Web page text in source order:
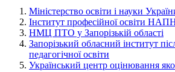
Міністерство освіти і науки
Інститут професійної освіти
НМЦ ПТО у Запорізькій області
Запорізький обласний інститут
педагогічної освіти
Український центр оцінювання